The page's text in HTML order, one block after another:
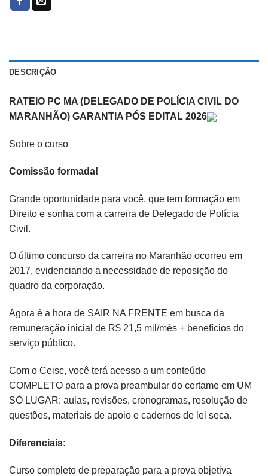
DESCRIÇÃO
RATEIO PC MA (DELEGADO DE POLÍCIA CIVIL DO
MARANHÃO) GARANTIA PÓS EDITAL 2026
Sobre o curso
Comissão formada!
Grande oportunidade para você, que tem formação em
Direito e sonha com a carreira de Delegado de Polícia
Civil.
O último concurso da carreira no Maranhão ocorreu em
2017, evidenciando a necessidade de reposição do
quadro da corporação.
Agora é a hora de SAIR NA FRENTE em busca da
remuneração inicial de R$ 21,5 mil/mês + benefícios do
serviço público.
Com o Ceisc, você terá acesso a um conteúdo
COMPLETO para a prova preambular do certame em UM
SÓ LUGAR: aulas, revisões, cronogramas, resolução de
questões, materiais de apoio e cadernos de lei seca.
Diferenciais:
Curso completo de preparação para a prova objetiva